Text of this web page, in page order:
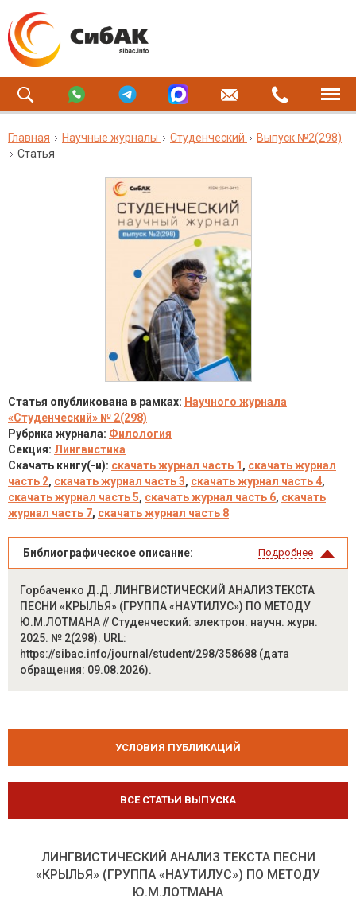
Главная Научные журналы Студенческий
Выпуск №2(298)
Статья
Статья опубликована в рамках: Научного журнала
«Студенческий» № 2(298)
Рубрика журнала: Филология
Секция: Лингвистика
Скачать книгу(-и): скачать журнал часть 1 , скачать журнал
часть 2, скачать журнал часть 3, скачать журнал часть 4,
скачать журнал часть 5, скачать журнал часть 6, скачать
журнал часть 7, скачать журнал часть 8
Библиографическое описание: Подробнее
Горбаченко Д.Д. ЛИНГВИСТИЧЕСКИЙ АНАЛИЗ ТЕКСТА
ПЕСНИ «КРЫЛЬЯ» (ГРУППА «НАУТИЛУС») ПО МЕТОДУ
Ю.М.ЛОТМАНА // Студенческий: электрон. научн. журн.
2025. № 2(298). URL:
https://sibac.info/journal/student/298/358688 (дата
обращения: 09.08.2026).
УСЛОВИЯ ПУБЛИКАЦИЙ
ВСЕ СТАТЬИ ВЫПУСКА
ЛИНГВИСТИЧЕСКИЙ АНАЛИЗ ТЕКСТА ПЕСНИ
«КРЫЛЬЯ» (ГРУППА «НАУТИЛУС») ПО МЕТОДУ
Ю.М.ЛОТМАНА